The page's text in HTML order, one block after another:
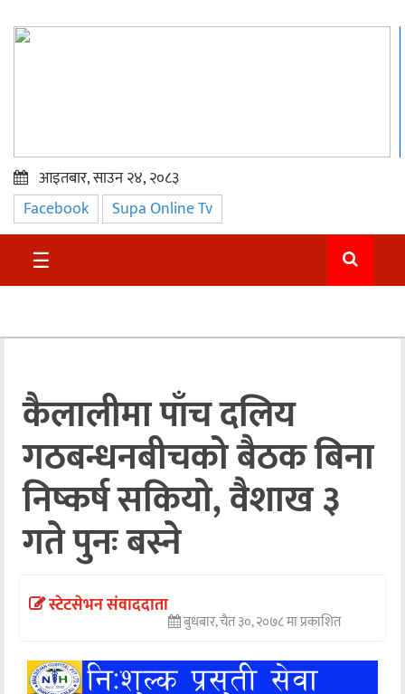
प्रमुख
समाचार
सुदुर
अन्तराष्ट्रिय
अन्तर्वार्ता
अर्थ
खेलकुद
मनोरञ्जन
आइतबार, साउन २४, २०८३
Facebook Supa Online Tv
☰
कैलालीमा पाँच दलिय
गठबन्धनबीचको बैठक बिना
निष्कर्ष सकियो, वैशाख ३
गते पुनः बस्ने
स्टेटसेभन संवाददाता
बुधबार, चैत ३०, २०७८ मा प्रकाशित